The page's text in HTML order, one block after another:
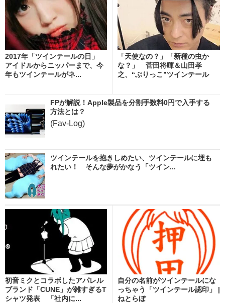
2017年「ツインテールの日」
アイドルからニッパーまで、今
年もツインテールがネ...
「天使なの？」「新種の虫か
な？」 菅田将暉＆山田孝
之、“ぶりっこ”ツインテール
FPが解説！Apple製品を分割手数料0円で入手する
方法とは？
(Fav-Log)
ツインテールを抱きしめたい、ツインテールに埋も
れたい！ そんな夢がかなう「ツイン...
初音ミクとコラボしたアパレル
ブランド「CUNE」が雑すぎるT
シャツ発表 「社内に...
自分の名前がツインテールにな
っちゃう「ツインテール認印」 |
ねとらぼ